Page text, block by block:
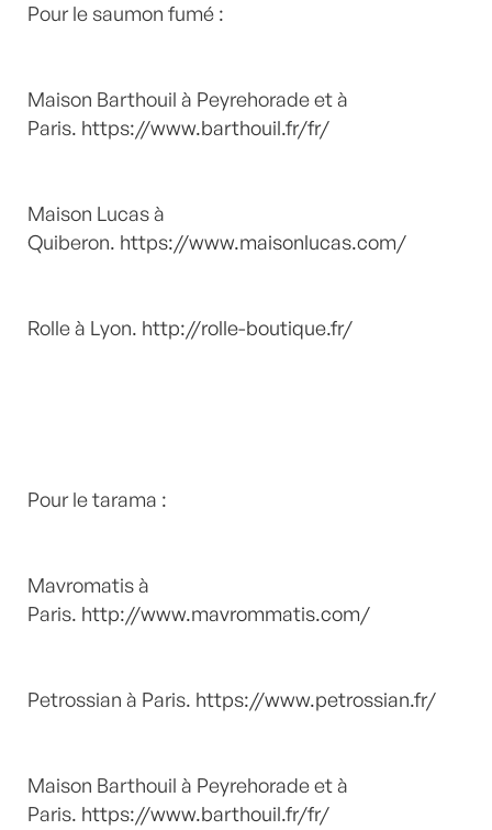
Pour le saumon fumé :
Maison Barthouil à Peyrehorade et à
Paris. https://www.barthouil.fr/fr/
Maison Lucas à
Quiberon. https://www.maisonlucas.com/
Rolle à Lyon. http://rolle-boutique.fr/
Pour le tarama :
Mavromatis à
Paris. http://www.mavrommatis.com/
Petrossian à Paris. https://www.petrossian.fr/
Maison Barthouil à Peyrehorade et à
Paris. https://www.barthouil.fr/fr/